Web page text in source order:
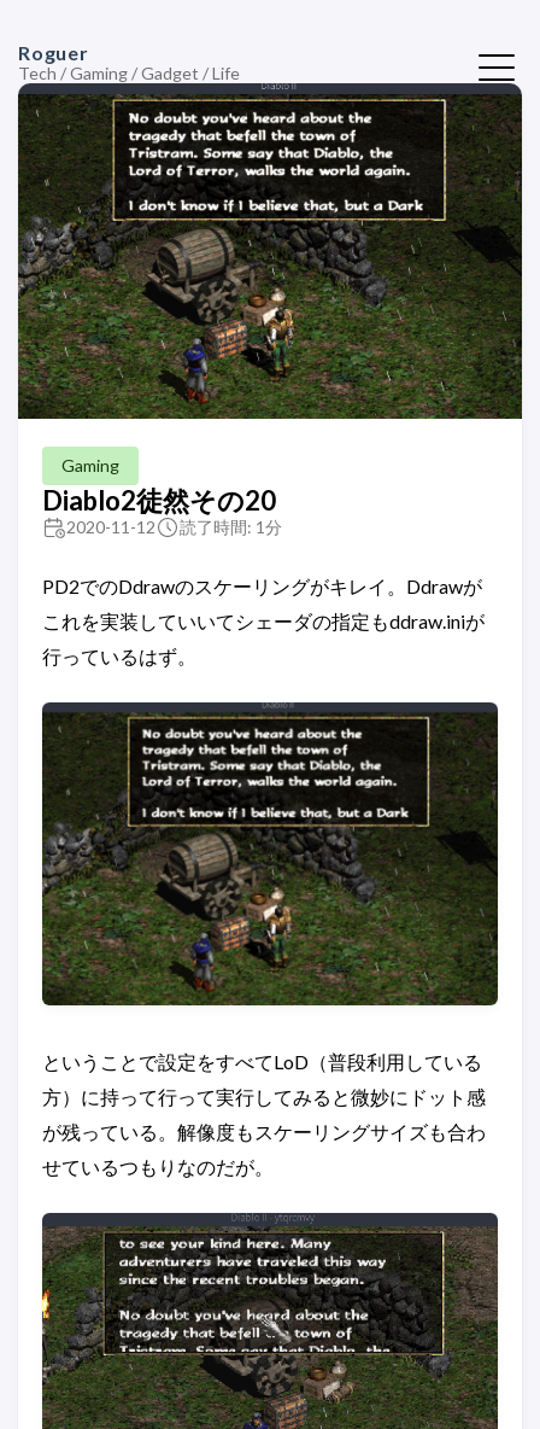
Roguer
Tech / Gaming / Gadget / Life
Gaming
Diablo2徒然その20
2020-11-12 読了時間: 1分
PD2でのDdrawのスケーリングがキレイ。Ddrawが
これを実装していいてシェーダの指定もddraw.iniが
行っているはず。
ということで設定をすべてLoD（普段利用している
方）に持って行って実行してみると微妙にドット感
が残っている。解像度もスケーリングサイズも合わ
せているつもりなのだが。